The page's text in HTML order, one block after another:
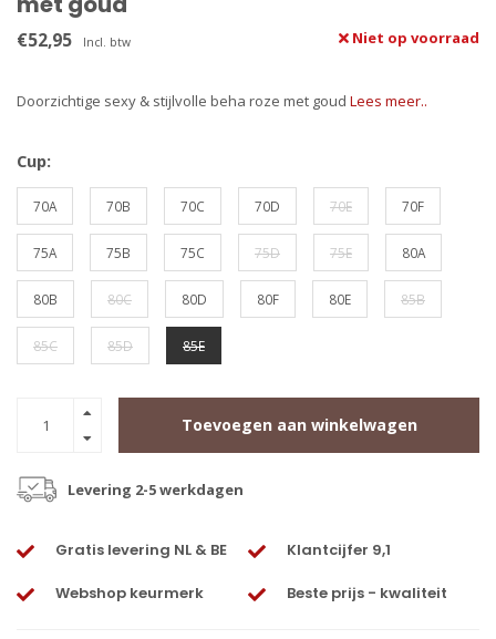
€52,95 Incl. btw Niet op voorraad
Doorzichtige sexy & stijlvolle beha roze met goud Lees meer..
Cup:
70A 70B 70C 70D 70E 70F
75A 75B 75C 75D 75E 80A
80B 80C 80D 80F 80E 85B
85C 85D 85E
Toevoegen aan winkelwagen
Levering 2-5 werkdagen
Gratis levering NL & BE Klantcijfer 9,1
Webshop keurmerk Beste prijs - kwaliteit